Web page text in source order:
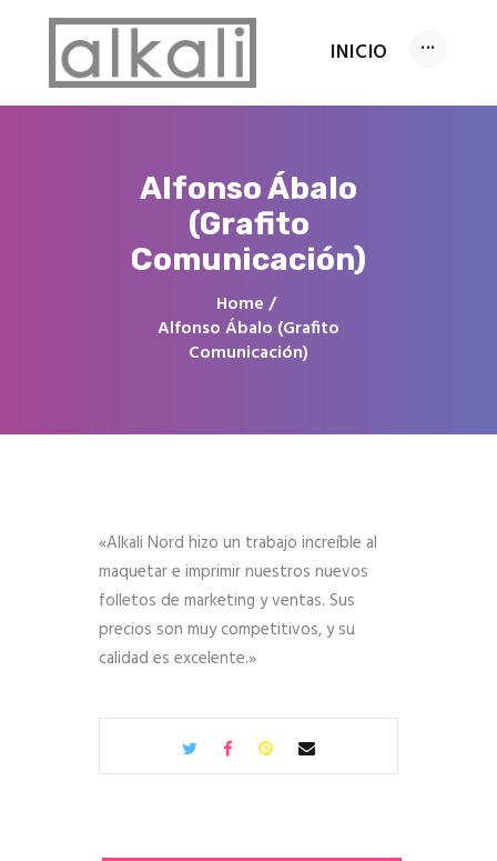
INICIO
Alfonso Ábalo
(Grafito
Comunicación)
Home
Alfonso Ábalo (Grafito
Comunicación)
INICIO
Conócenos
FAQ’s
«Alkali Nord hizo un trabajo increíble al
maquetar e imprimir nuestros nuevos
folletos de marketing y ventas. Sus
precios son muy competitivos, y su
calidad es excelente.»